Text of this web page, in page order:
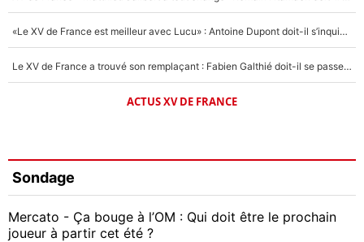
«Le XV de France est meilleur avec Lucu» : Antoine Dupont doit-il s’inquiéter pour sa place ?
Le XV de France a trouvé son remplaçant : Fabien Galthié doit-il se passer d'Antoine Dupont ?
ACTUS XV DE FRANCE
Sondage
Mercato - Ça bouge à l’OM : Qui doit être le prochain
joueur à partir cet été ?